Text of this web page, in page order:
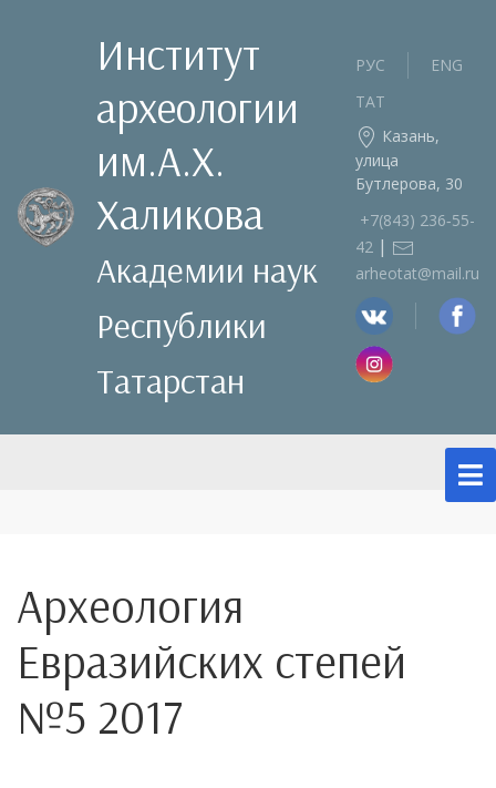
Институт
археологии
им.А.Х.
Халикова
Академии наук
Республики
Татарстан
РУС
ENG
ТАТ
Казань,
улица
Бутлерова, 30
+7(843) 236‑55-
42 |
arheotat@mail.ru
Археология
Евразийских степей
№5 2017